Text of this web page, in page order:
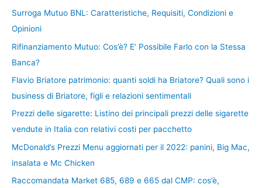
Surroga Mutuo BNL: Caratteristiche, Requisiti, Condizioni e
Opinioni
Rifinanziamento Mutuo: Cos’è? E’ Possibile Farlo con la Stessa
Banca?
Flavio Briatore patrimonio: quanti soldi ha Briatore? Quali sono i
business di Briatore, figli e relazioni sentimentali
Prezzi delle sigarette: Listino dei principali prezzi delle sigarette
vendute in Italia con relativi costi per pacchetto
McDonald’s Prezzi Menu aggiornati per il 2022: panini, Big Mac,
insalata e Mc Chicken
Raccomandata Market 685, 689 e 665 dal CMP: cos’è,